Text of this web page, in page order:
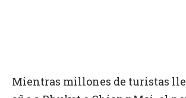
Mientras millones de turistas